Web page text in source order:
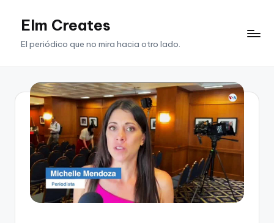
SaltarElm Creates
El periódico que no mira hacia otro lado.